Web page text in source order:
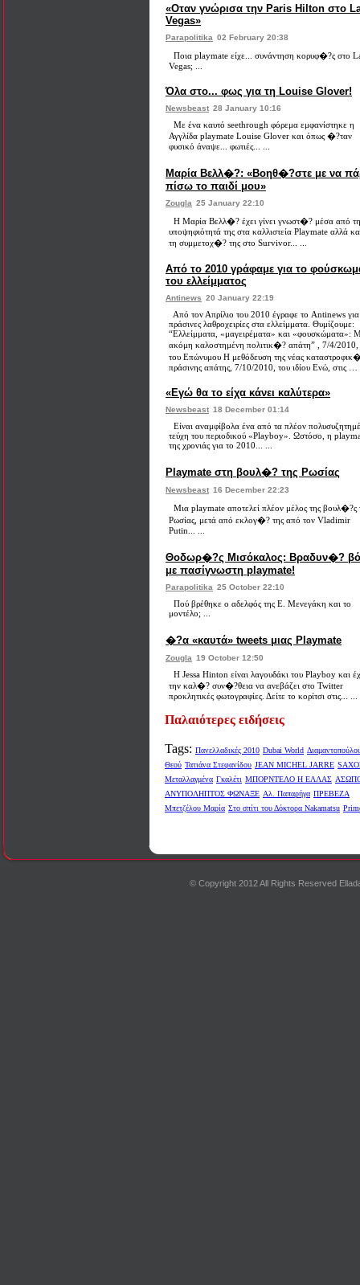
«Οταν γνώρισα την Paris Hilton στο
Vegas»
Parapolitika 02 February 20:38
Ποια playmate είχε... συνάντηση κορυφ�?ς στο
Vegas; ...
Όλα στο... φως για τη Louise Glover!
Newsbeast 28 January 10:16
Με ένα καυτό seethrough φόρεμα εμφανίστηκε η
Αγγλίδα playmate Louise Glover και όπως �?ταν
φυσικό άναψε... φωτιές... ...
Μαρία Βελλ�?: «Βοηθ�?στε με να
πίσω το παιδί μου»
Zougla 25 January 22:10
Η Μαρία Βελλ�? έχει γίνει γνωστ�? μέσα από
υποψηφιότητά της στα καλλιστεία Playmate αλλά
τη συμμετοχ�? της στο Survivor... ...
Από το 2010 γράφαμε για το
του ελλείμματος
Antinews 20 January 22:19
Από τον Απρίλιο του 2010 έγραφε το Antinews για
πράσινες λαθροχειρίες στα ελλείμματα. Θυμίζουμε:
“Ελλείμματα, «μαγειρέματα» και «φουσκώματα»:
ακόμη καλοστημένη πολιτικ�? απάτη” , 7/4/2010,
του Επώνυμου Η μεθόδευση της νέας
πράσινης απάτης, 7/10/2010, του ιδίου Ενώ, στις …
«Εγώ θα το είχα κάνει καλύτερα»
Newsbeast 18 December 01:14
Είναι αναμφίβολα ένα από τα πλέον
τεύχη του περιοδικού «Playboy». Ωστόσο, η
της χρονιάς για το 2010... ...
Playmate στη βουλ�? της Ρωσίας
Newsbeast 16 December 22:23
Μια playmate αποτελεί πλέον μέλος της βουλ�?ς
Ρωσίας, μετά από εκλογ�? της από τον Vladimir
Putin... ...
Θοδωρ�?ς Μισόκαλος: Βραδυν�?
με πασίγνωστη playmate!
Parapolitika 25 October 22:10
Πού βρέθηκε ο αδελφός της Ε. Μενεγάκη και το
μοντέλο; ...
�?α «καυτά» tweets μιας Playmate
Zougla 19 October 12:50
Η Jessa Hinton είναι λαγουδάκι του Playboy και
την καλ�? συν�?θεια να ανεβάζει στο Twitter
προκλητικές φωτογραφίες. Δείτε το κορίτσι στις... ...
Παλαιότερες ειδήσεις
Tags: Πανελλαδικές 2010 Dubai World
Θεού Τατιάνα Στεφανίδου JEAN MICHEL JARRE
Μεταλλαγμένα Γκαλέτι ΜΠΟΡΝΤΕΛΟ Η ΕΛΛΑΣ
ΑΝΥΠΟΛΗΠΤΟΣ ΦΩΝΑΞΕ Αλ. Παπαρήγα ΠΡΕΒΕΖΑ
Μπετζέλου Μαρία Στο σπίτι του Δόκτορα Nakamatsu
© Copyright 2012 All Rights Reserved